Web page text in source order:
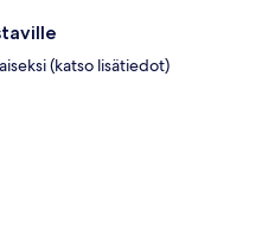
(katso lisätiedot)